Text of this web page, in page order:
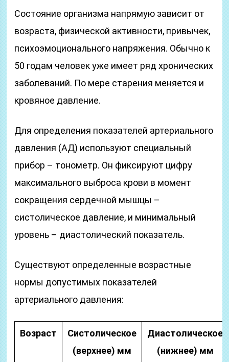
Состояние организма напрямую зависит от
возраста, физической активности, привычек,
психоэмоционального напряжения. Обычно к
50 годам человек уже имеет ряд хронических
заболеваний. По мере старения меняется и
кровяное давление.
Для определения показателей артериального
давления (АД) используют специальный
прибор – тонометр. Он фиксируют цифру
максимального выброса крови в момент
сокращения сердечной мышцы –
систолическое давление, и минимальный
уровень – диастолический показатель.
Существуют определенные возрастные
нормы допустимых показателей
артериального давления:
Возраст
Систолическое
(верхнее) мм
Диастолическое
(нижнее) мм